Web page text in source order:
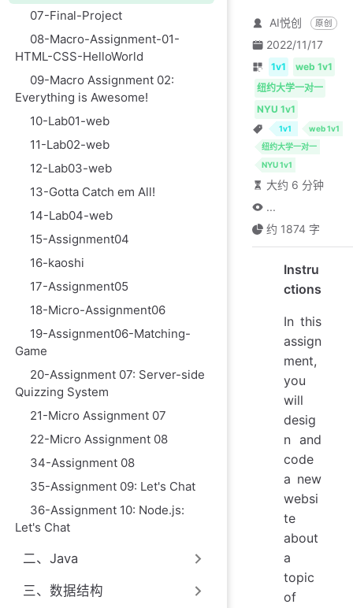
07-Final-Project
08-Macro-Assignment-01-
HTML-CSS-HelloWorld
09-Macro Assignment 02:
Everything is Awesome!
10-Lab01-web
11-Lab02-web
12-Lab03-web
13-Gotta Catch em All!
14-Lab04-web
15-Assignment04
16-kaoshi
17-Assignment05
18-Micro-Assignment06
19-Assignment06-Matching-
Game
20-Assignment 07: Server-side
Quizzing System
21-Micro Assignment 07
22-Micro Assignment 08
34-Assignment 08
35-Assignment 09: Let's Chat
36-Assignment 10: Node.js:
Let's Chat
二、Java
三、数据结构
AI悦创 原创
2022/11/17
1v1
web 1v1
纽约大学一对一
NYU 1v1
1v1
web 1v1
纽约大学一对一
NYU 1v1
大约 6 分钟
...
约 1874 字
Instru
ctions
In this
assign
ment,
you
will
desig
n and
code
a new
websi
te
about
a
topic
of